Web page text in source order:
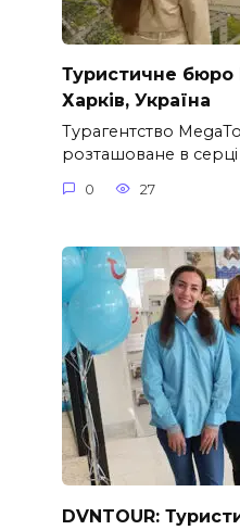
Туристичне бюро
Харків, Україна
Турагентство
розташоване в
0 27
DVNTOUR: